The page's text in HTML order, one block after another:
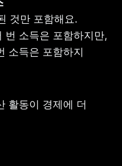
것만 포함해요.
번 소득은 포함하지만,
소득은 포함하지
활동이 경제에 더